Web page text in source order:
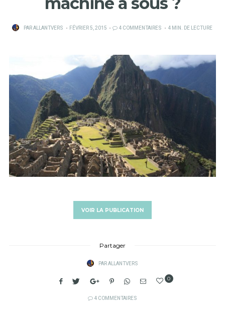
PARALLANTVERS
PUBLIÉ
FÉVRIER 5, 2015 4 COMMENTAIRES 4 MIN. DE LECTURE
VOIR LA PUBLICATION
Partager
PARALLANTVERS
0
4 COMMENTAIRES